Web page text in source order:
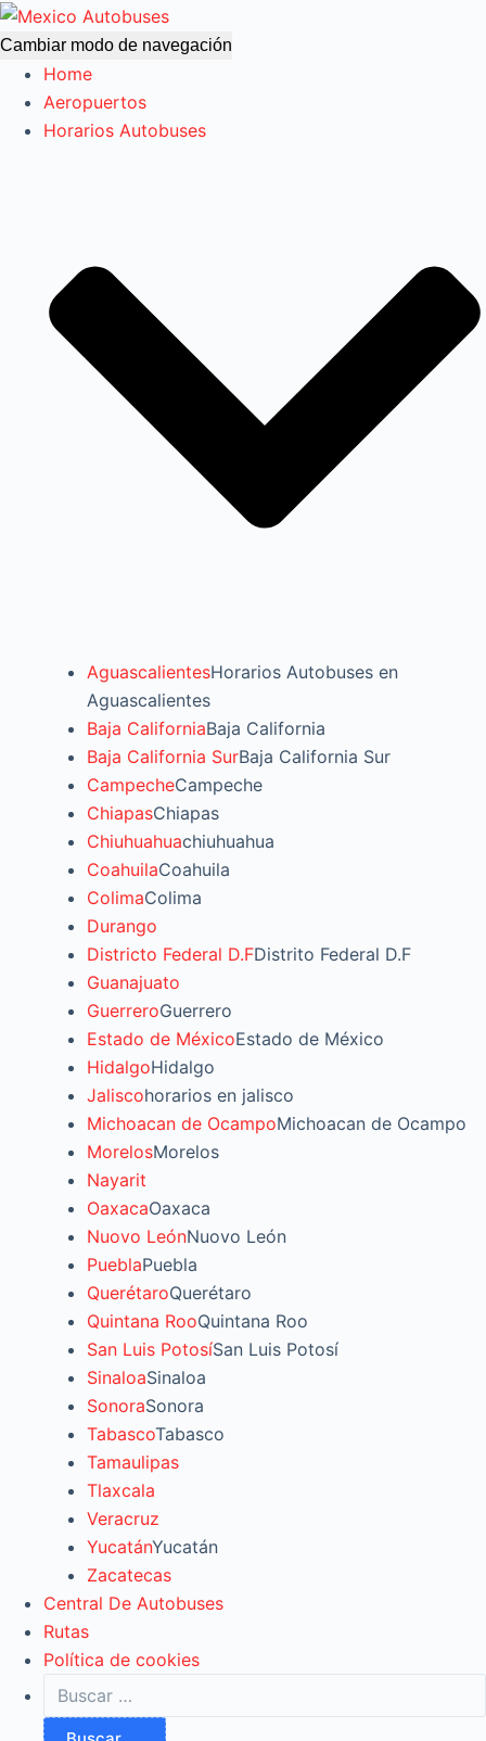
Cambiar modo de navegación
Home
Aeropuertos
Horarios Autobuses
AguascalientesHorarios Autobuses en
Aguascalientes
Baja CaliforniaBaja California
Baja California SurBaja California Sur
CampecheCampeche
ChiapasChiapas
Chiuhuahuachiuhuahua
CoahuilaCoahuila
ColimaColima
Durango
Districto Federal D.FDistrito Federal D.F
Guanajuato
GuerreroGuerrero
Estado de MéxicoEstado de México
HidalgoHidalgo
Jaliscohorarios en jalisco
Michoacan de OcampoMichoacan de Ocampo
MorelosMorelos
Nayarit
OaxacaOaxaca
Nuovo LeónNuovo León
PueblaPuebla
QuerétaroQuerétaro
Quintana RooQuintana Roo
San Luis PotosíSan Luis Potosí
SinaloaSinaloa
SonoraSonora
TabascoTabasco
Tamaulipas
Tlaxcala
Veracruz
YucatánYucatán
Zacatecas
Central De Autobuses
Rutas
Política de cookies
Buscar: